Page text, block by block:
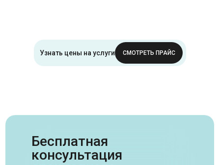
Узнать цены на услуги СМОТРЕТЬ ПРАЙС
Бесплатная
консультация